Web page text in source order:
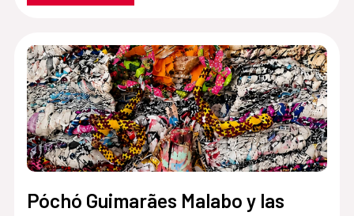
Póchó Guimarães Malabo y las